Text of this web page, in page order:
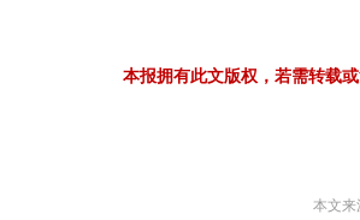
本报拥有此文版权，若需转载
本文来